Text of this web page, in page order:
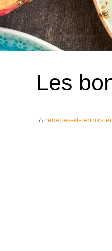
Les
recettes-et-